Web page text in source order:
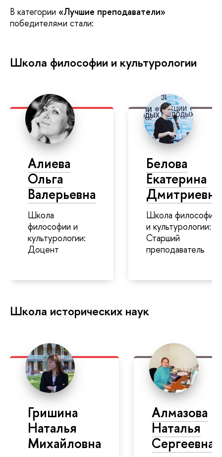
В категории «Лучшие преподаватели»
победителями стали:
Школа философии и культурологии
Алиева
Ольга
Валерьевна
Школа
философии и
культурологии:
Доцент
Белова
Екатерина
Дмитриевна
Школа философии
и культурологии:
Старший
преподаватель
Школа исторических наук
Гришина
Наталья
Михайловна
Алмазова
Наталья
Сергеевна